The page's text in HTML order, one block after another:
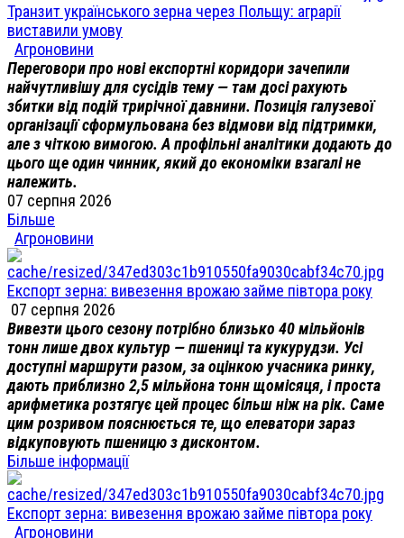
Транзит українського зерна через Польщу: аграрії
виставили умову
Агроновини
Переговори про нові експортні коридори зачепили
найчутливішу для сусідів тему — там досі рахують
збитки від подій трирічної давнини. Позиція галузевої
організації сформульована без відмови від підтримки,
але з чіткою вимогою. А профільні аналітики додають до
цього ще один чинник, який до економіки взагалі не
належить.
07 серпня 2026
Більше
Агроновини
Експорт зерна: вивезення врожаю займе півтора року
07 серпня 2026
Вивезти цього сезону потрібно близько 40 мільйонів
тонн лише двох культур — пшениці та кукурудзи. Усі
доступні маршрути разом, за оцінкою учасника ринку,
дають приблизно 2,5 мільйона тонн щомісяця, і проста
арифметика розтягує цей процес більш ніж на рік. Саме
цим розривом пояснюється те, що елеватори зараз
відкуповують пшеницю з дисконтом.
Більше інформації
Експорт зерна: вивезення врожаю займе півтора року
Агроновини